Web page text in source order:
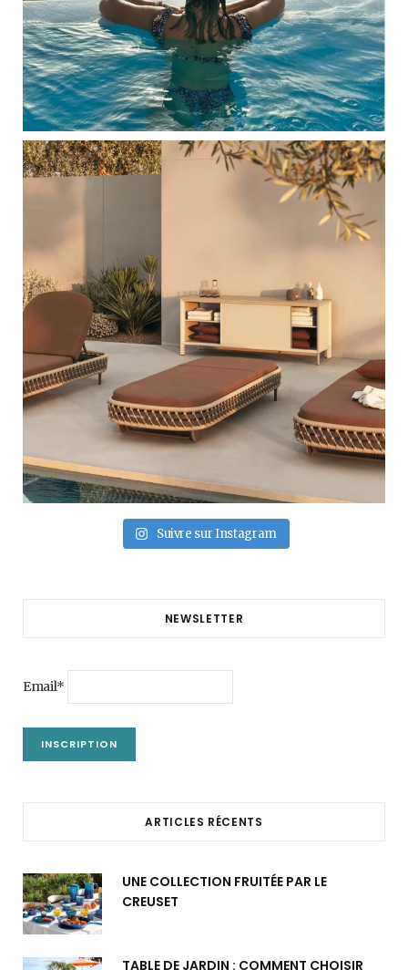
Suivre sur Instagram
NEWSLETTER
Email*
ARTICLES RÉCENTS
UNE COLLECTION FRUITÉE PAR LE
CREUSET
TABLE DE JARDIN : COMMENT CHOISIR